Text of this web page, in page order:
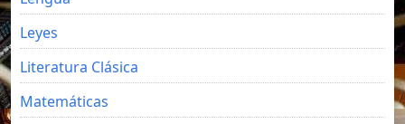
Leyes
Literatura Clásica
Matemáticas